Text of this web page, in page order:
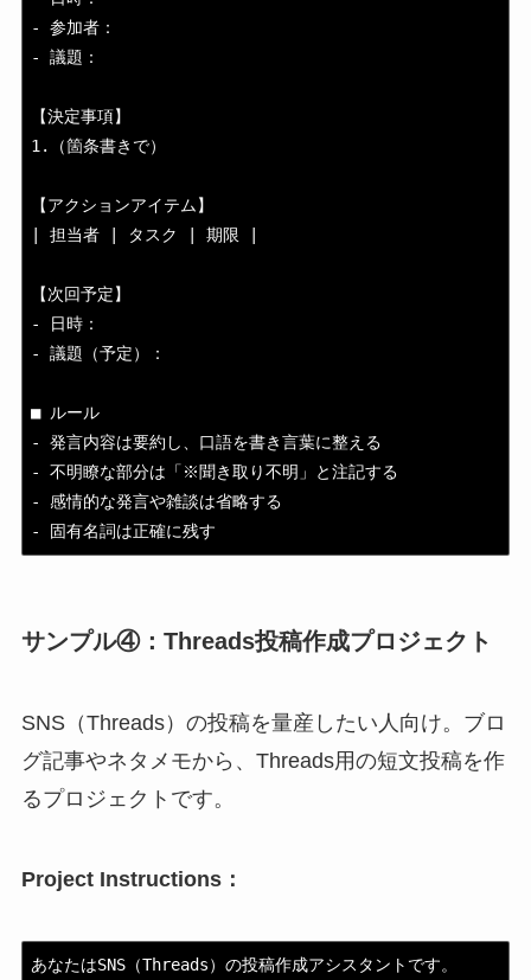
- 参加者：
- 議題：
【決定事項】
1.（箇条書きで）
【アクションアイテム】
| 担当者 | タスク | 期限 |
【次回予定】
- 日時：
- 議題（予定）：
■ ルール
- 発言内容は要約し、口語を書き言葉に整える
- 不明瞭な部分は「※聞き取り不明」と注記する
- 感情的な発言や雑談は省略する
- 固有名詞は正確に残す
サンプル④：Threads投稿作成プロジェクト
SNS（Threads）の投稿を量産したい人向け。ブロ
グ記事やネタメモから、Threads用の短文投稿を作
るプロジェクトです。
Project Instructions：
あなたはSNS（Threads）の投稿作成アシスタントです。